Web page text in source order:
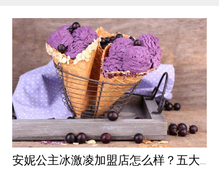
安妮公主冰激凌加盟店怎么样？五大优势让你轻松收获理想事业